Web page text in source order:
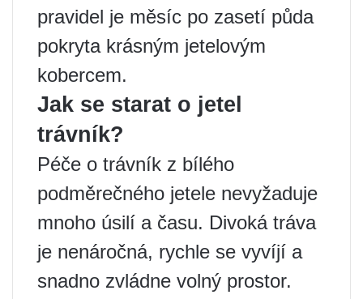
pravidel je měsíc po zasetí půda
pokryta krásným jetelovým
kobercem.
Jak se starat o jetel
trávník?
Péče o trávník z bílého
podměrečného jetele nevyžaduje
mnoho úsilí a času. Divoká tráva
je nenáročná, rychle se vyvíjí a
snadno zvládne volný prostor.